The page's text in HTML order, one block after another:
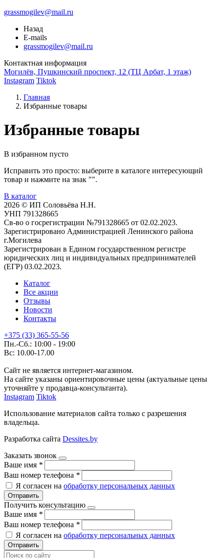
grassmogilev@mail.ru
Назад
E-mails
grassmogilev@mail.ru
Контактная информация
Могилёв, Пушкинский проспект, 12 (ТЦ Арбат, 1 этаж)
Instagram Tiktok
Главная
Избранные товары
Избранные товары
В избранном пусто
Исправить это просто: выберите в каталоге интересующий
товар и нажмите на знак "".
В каталог
2026 © ИП Соловьёва Н.Н.
УНП 791328665
Св-во о госрегистрации №791328665 от 02.02.2023.
Зарегистрировано Администрацией Ленинского района
г.Могилева
Зарегистрирован в Едином государственном регистре
юридических лиц и индивидуальных предпринимателей
(ЕГР) 03.02.2023.
Каталог
Все акции
Отзывы
Новости
Контакты
+375 (33) 365-55-56
Пн.-Сб.: 10:00 - 19:00
Вс: 10.00-17.00
Сайт не является интернет-магазином.
На сайте указаны ориентировочные цены (актуальные цены
уточняйте у продавца-консультанта).
Instagram Tiktok
Использование материалов сайта только с разрешения
владельца.
Разработка сайта Dessites.by
Заказать звонок
Ваше имя *
Ваш номер телефона *
Я согласен на обработку персональных данных
Отправить
Получить консультацию
Ваше имя *
Ваш номер телефона *
Я согласен на обработку персональных данных
Отправить